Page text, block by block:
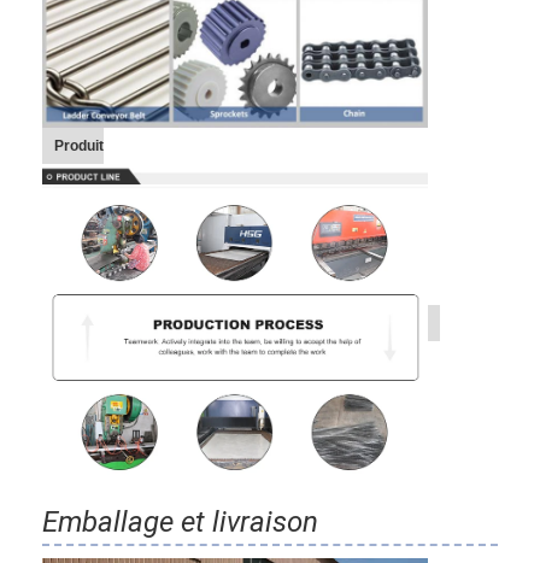
Produit
Emballage et livraison